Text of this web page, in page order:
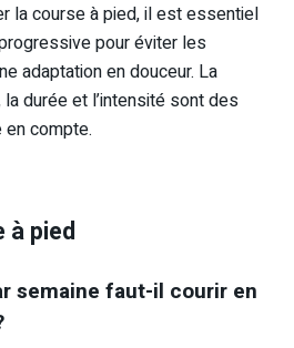
la course à pied, il est essentiel
pour éviter les
adaptation en douceur. La
durée et l’intensité sont des
compte.
à pied
semaine faut-il courir en